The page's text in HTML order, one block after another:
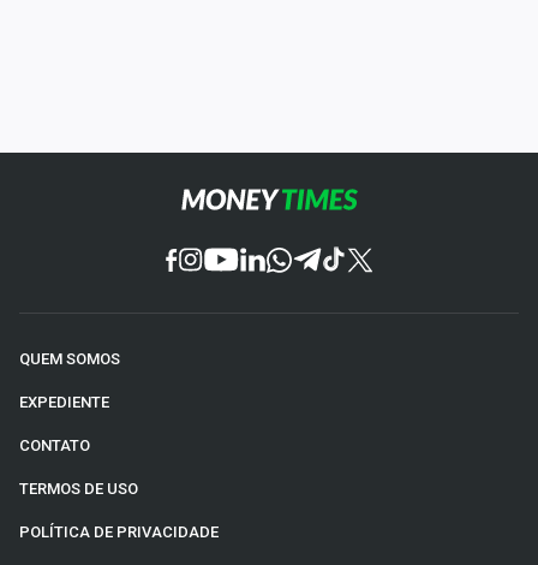
QUEM SOMOS
EXPEDIENTE
CONTATO
TERMOS DE USO
POLÍTICA DE PRIVACIDADE